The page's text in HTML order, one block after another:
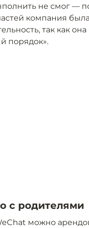
не смог —
компания
так как
порядок».
с родителями
можно